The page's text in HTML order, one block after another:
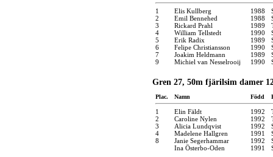
1 Elis Kullberg 1988
2
Emil Bennehed 1988
3
Rickard Prahl 1989
4
William Tellstedt 1990
5
Erik Radix 1989
6
Felipe Christiansson 1990
7
Joakim Heldmann 1989
9
Michiel van Nesselrooij 1990
Gren 27, 50m fjärilsim damer
Plac. Namn Född
1 Elin Fäldt 1992
2
Caroline Nylen 1992
3
Alicia Lundqvist 1992
4
Madelene Hallgren 1991
8
Janie Segerhammar 1992
Ina Österbo-Oden
1991